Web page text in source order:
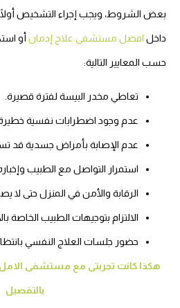
بعض الشروط، ويجب إجراء التشخيص أولًا
داخل افضل مستشفى علاج إدمانأو
حسب المعايير التالية:
تعاطي مخدر البيسة لفترة قصيرة.
عدم وجود اضطرابات نفسية
عدم الإصابة بأمراض جسدية قد
استمرار التواصل مع الطبيب
الرقابة والأمن في المنزل حتى لا
الالتزام بتوجيهات الطبيب الخاصة
حضور جلسات العلاج النفسي
هكذا كانت تجربتى مع مستشفى الامل
بالتفصيل